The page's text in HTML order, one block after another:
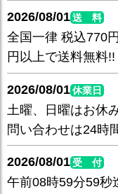
2026/08/01送 料
全国一律 税込770
円以上で送料無料!!
2026/08/01休業日
土曜、日曜はお休
問い合わせは24時
2026/08/01受 付
午前08時59分59秒